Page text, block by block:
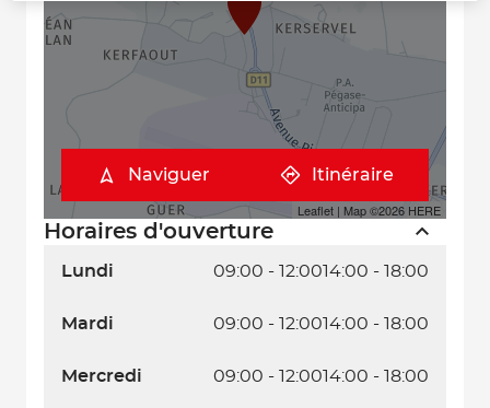
Horaires d'ouverture
Lundi 09:00 - 12:0014:00 - 18:00
Mardi 09:00 - 12:0014:00 - 18:00
Mercredi 09:00 - 12:0014:00 - 18:00
Leaflet | Map ©2026 HERE
Naviguer Itinéraire